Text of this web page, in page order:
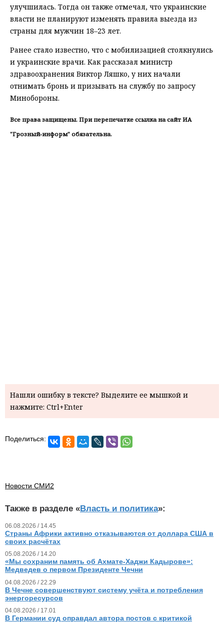
улучшилась. Тогда он также отмечал, что украинские
власти не планируют изменять правила выезда из
страны для мужчин 18–23 лет.
Ранее стало известно, что с мобилизацией столкнулись
и украинские врачи. Как рассказал министр
здравоохранения Виктор Ляшко, у них начали
отнимать бронь и призывать на службу по запросу
Минобороны.
Все права защищены. При перепечатке ссылка на сайт ИА
"Грозный-информ" обязательна.
Нашли ошибку в тексте? Выделите ее мышкой и
нажмите: Ctrl+Enter
Поделиться:
Новости СМИ2
Также в разделе «Власть и политика»:
06.08.2026 / 14.45
Страны Африки активно отказываются от доллара США в
своих расчётах
05.08.2026 / 14.20
«Мы сохраним память об Ахмате-Хаджи Кадырове»:
Медведев о первом Президенте Чечни
04.08.2026 / 22.29
В Чечне совершенствуют систему учёта и потребления
энергоресурсов
04.08.2026 / 17.01
В Германии суд оправдал автора постов с критикой